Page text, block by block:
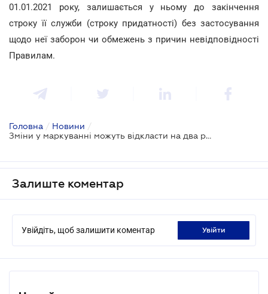
01.01.2021 року, залишається у ньому до закінчення
строку її служби (строку придатності) без застосування
щодо неї заборон чи обмежень з причин невідповідності
Правилам.
Головна / Новини /
Зміни у маркуванні можуть відкласти на два роки
Залиште коментар
Увійдіть, щоб залишити коментар увійти